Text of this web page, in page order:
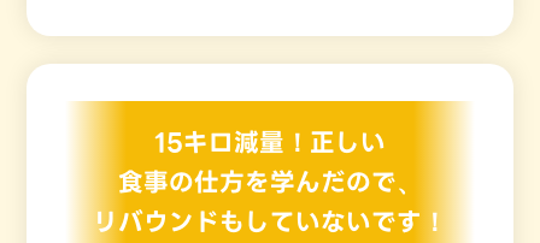
15キロ減量！正しい
食事の仕方を学んだので、
リバウンドもしていないです！